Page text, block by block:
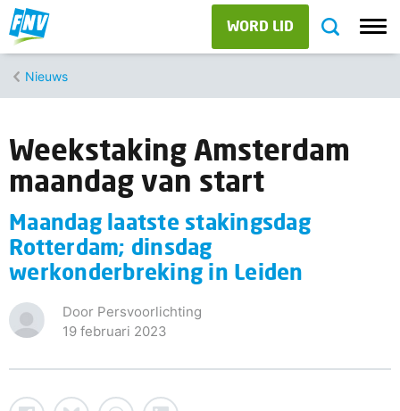
WORD LID
Nieuws
Weekstaking Amsterdam
maandag van start
Maandag laatste stakingsdag
Rotterdam; dinsdag
werkonderbreking in Leiden
Door Persvoorlichting
19 februari 2023